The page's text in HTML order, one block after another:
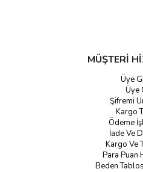
MÜŞTERİ
Üye
Üye
Şifremi
Kargo
Ödeme
İade Ve
Kargo Ve
Para Puan
Beden